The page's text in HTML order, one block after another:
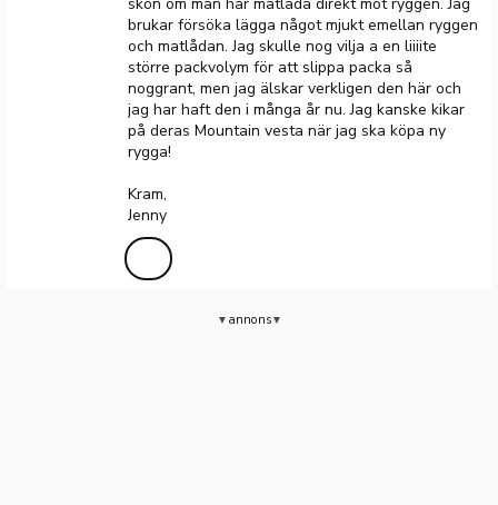
brukar försöka lägga något mjukt emellan ryggen
och matlådan. Jag skulle nog vilja a en liiiite
större packvolym för att slippa packa så
noggrant, men jag älskar verkligen den här och
jag har haft den i många år nu. Jag kanske kikar
på deras Mountain vesta när jag ska köpa ny
rygga!
Kram,
Jenny
annons